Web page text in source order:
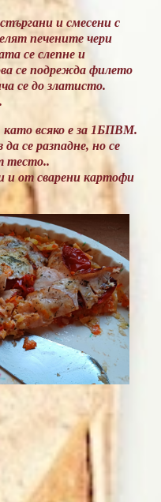
и смесени с
печените чери
се слепне и
се подрежда филето
се до златисто.
като всяко е за 1БПВМ.
се разпадне, но се
тесто..
и от сварени картофи